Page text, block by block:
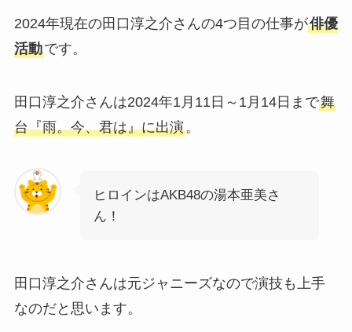
2024年現在の田口淳之介さんの4つ目の仕事が俳優
活動です。
田口淳之介さんは2024年1月11日～1月14日まで舞
台『雨。今、君は』に出演。
ヒロインはAKB48の湯本亜美さ
ん！
田口淳之介さんは元ジャニーズなので演技も上手
なのだと思います。